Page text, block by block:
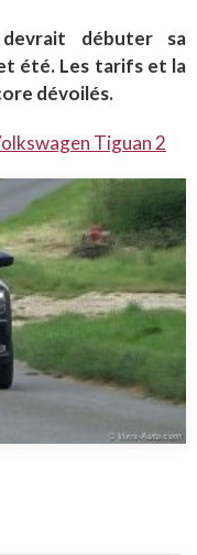
débuter sa
été. Les tarifs et la
dévoilés.
Tiguan 2